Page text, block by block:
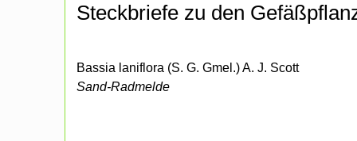
Steckbriefe zu den
Bassia laniflora (S. G. Gmel.) A. J. Scott
Sand-Radmelde